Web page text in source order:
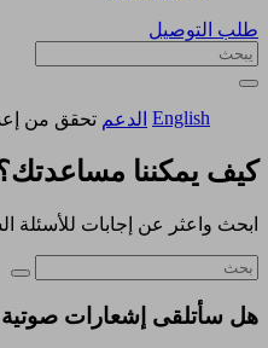
طلب التوصيل
English الدعم تحقق من
كيف يمكننا
ابحث واعثر عن إجابات للأسئلة
هل سأتلقى إشعارات صوتية